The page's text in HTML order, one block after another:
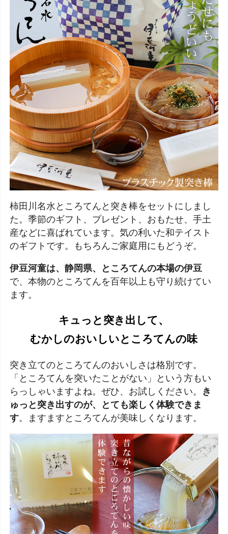
柿田川名水ところてんと突き棒をセットにしまし
た。季節のギフト、プレゼント、おもたせ、手土
産などに喜ばれています。気の利いた和テイスト
のギフトです。もちろんご家庭用にもどうぞ。
伊豆河童は、静岡県、ところてんの本場の伊豆
で、本物のところてんを百年以上も守り続けてい
ます。
キュっと突き出して、
むかしのおいしいところてんの味
突き立てのところてんのおいしさは格別です。
「ところてんを突いたことがない」という方もい
らっしゃいますよね。ぜひ、お試しください。
き
ゅっと突き出すのが、とても楽しく体験できま
す。ますますところてんが美味しくなります。